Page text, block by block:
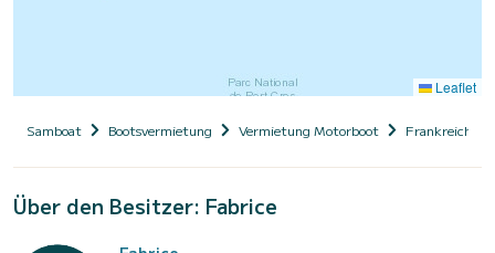
Leaflet
Samboat Bootsvermietung Vermietung Motorboot Frankreich
Über den Besitzer: Fabrice